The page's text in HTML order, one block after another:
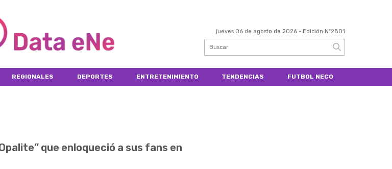
jueves 06 de agosto de 2026 - Edición Nº2801
REGIONALES DEPORTES ENTRETENIMIENTO TENDENCIAS FUTBOL NECO
que enloqueció a sus fans en